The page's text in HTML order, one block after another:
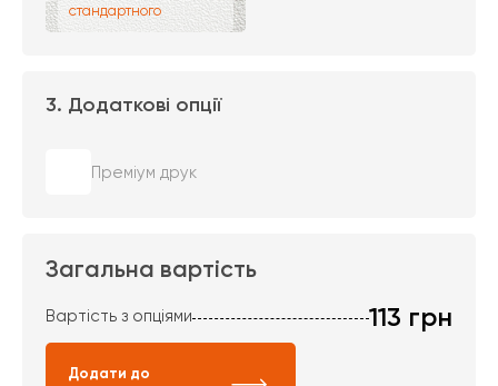
стандартного
3. Додаткові опції
Преміум друк
Загальна вартість
Вартість з опціями 113 грн
Додати до